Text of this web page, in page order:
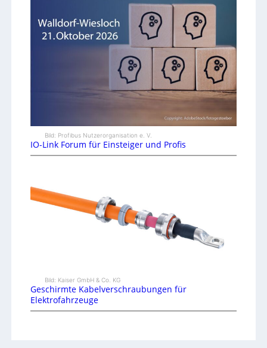
Bild: Profibus Nutzerorganisation e. V.
IO-Link Forum für Einsteiger und Profis
Bild: Kaiser GmbH & Co. KG
Geschirmte Kabelverschraubungen für
Elektrofahrzeuge